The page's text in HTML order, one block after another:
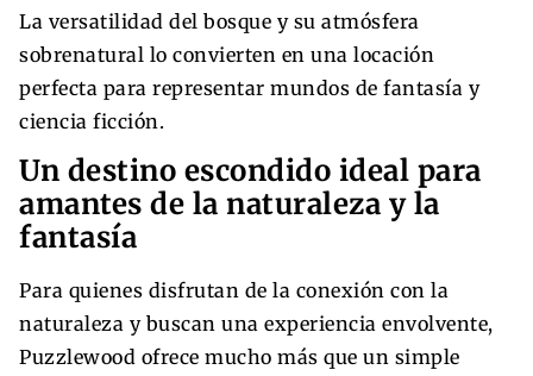
La versatilidad del bosque y su atmósfera
sobrenatural lo convierten en una locación
perfecta para representar mundos de fantasía y
ciencia ficción.
Un destino escondido ideal para
amantes de la naturaleza y la
fantasía
Para quienes disfrutan de la conexión con la
naturaleza y buscan una experiencia envolvente,
Puzzlewood ofrece mucho más que un simple